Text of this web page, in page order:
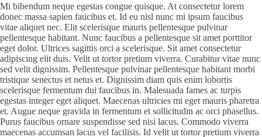
Mi bibendum neque egestas congue quisque. At consectetur lorem
donec massa sapien faucibus et. Id eu nisl nunc mi ipsum faucibus
vitae aliquet nec. Elit scelerisque mauris pellentesque pulvinar
pellentesque habitant. Nunc faucibus a pellentesque sit amet porttitor
eget dolor. Ultrices sagittis orci a scelerisque. Sit amet consectetur
adipiscing elit duis. Velit ut tortor pretium viverra. Curabitur vitae nunc
sed velit dignissim. Pellentesque pulvinar pellentesque habitant morbi
tristique senectus et netus et. Dignissim diam quis enim lobortis
scelerisque fermentum dui faucibus in. Malesuada fames ac turpis
egestas integer eget aliquet. Maecenas ultricies mi eget mauris pharetra
et. Augue neque gravida in fermentum et sollicitudin ac orci phasellus.
Purus faucibus ornare suspendisse sed nisi lacus. Commodo viverra
maecenas accumsan lacus vel facilisis. Id velit ut tortor pretium viverra